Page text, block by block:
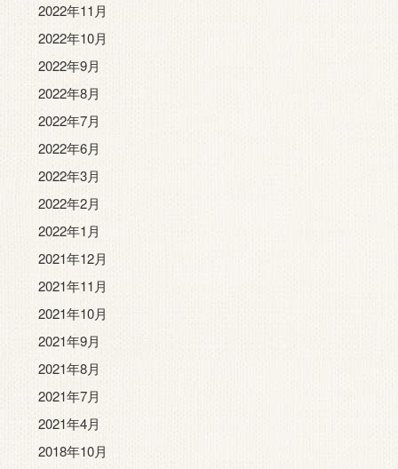
2022年11月
2022年10月
2022年9月
2022年8月
2022年7月
2022年6月
2022年3月
2022年2月
2022年1月
2021年12月
2021年11月
2021年10月
2021年9月
2021年8月
2021年7月
2021年4月
2018年10月